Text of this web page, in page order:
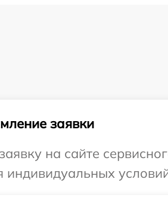
заявки
на сайте
индивидуальных